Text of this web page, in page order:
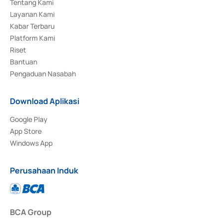
Tentang Kami
Layanan Kami
Kabar Terbaru
Platform Kami
Riset
Bantuan
Pengaduan Nasabah
Download Aplikasi
Google Play
App Store
Windows App
Perusahaan Induk
BCA Group